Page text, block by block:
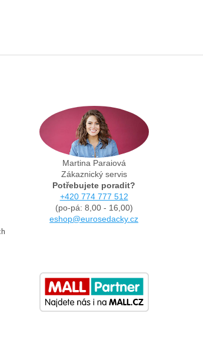
Martina Paraiová
Zákaznický servis
Potřebujete poradit?
+420 774 777 512
(po-pá: 8,00 - 16,00)
eshop@eurosedacky.cz